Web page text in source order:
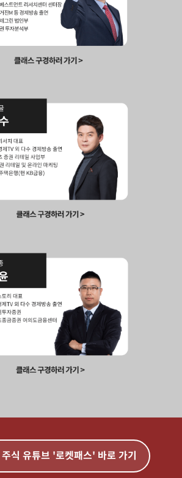
식 유튜브 '로켓패스' 바로 가기